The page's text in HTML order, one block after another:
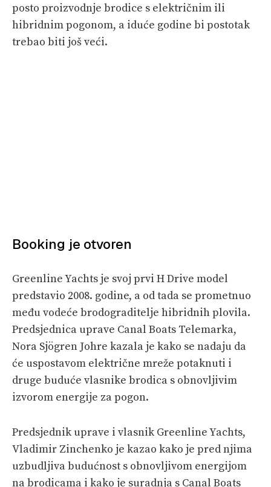
posto proizvodnje brodice s električnim ili
hibridnim pogonom, a iduće godine bi postotak
trebao biti još veći.
Booking je otvoren
Greenline Yachts je svoj prvi H Drive model
predstavio 2008. godine, a od tada se prometnuo
među vodeće brodograditelje hibridnih plovila.
Predsjednica uprave Canal Boats Telemarka,
Nora Sjögren Johre kazala je kako se nadaju da
će uspostavom električne mreže potaknuti i
druge buduće vlasnike brodica s obnovljivim
izvorom energije za pogon.
Predsjednik uprave i vlasnik Greenline Yachts,
Vladimir Zinchenko je kazao kako je pred njima
uzbudljiva budućnost s obnovljivom energijom
na brodicama i kako je suradnja s Canal Boats